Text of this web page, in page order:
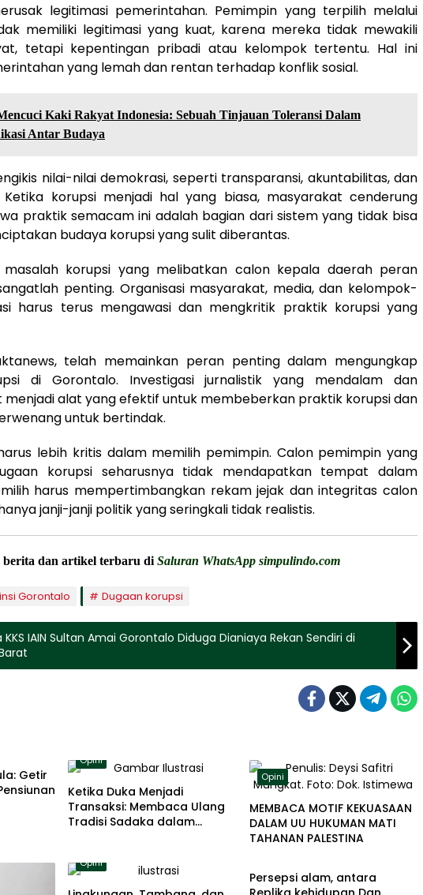
legitimasi pemerintahan. Pemimpin yang terpilih melalui
memiliki legitimasi yang kuat, karena mereka tidak mewakili
tetapi kepentingan pribadi atau kelompok tertentu. Hal ini
yang lemah dan rentan terhadap konflik sosial.
Kaki Rakyat Indonesia: Sebuah Tinjauan Toleransi Dalam
Antar Budaya
nilai-nilai demokrasi, seperti transparansi, akuntabilitas, dan
Ketika korupsi menjadi hal yang biasa, masyarakat cenderung
praktik semacam ini adalah bagian dari sistem yang tidak bisa
budaya korupsi yang sulit diberantas.
masalah korupsi yang melibatkan calon kepala daerah peran
penting. Organisasi masyarakat, media, dan kelompok-
harus terus mengawasi dan mengkritik praktik korupsi yang
telah memainkan peran penting dalam mengungkap
di Gorontalo. Investigasi jurnalistik yang mendalam dan
alat yang efektif untuk membeberkan praktik korupsi dan
untuk bertindak.
lebih kritis dalam memilih pemimpin. Calon pemimpin yang
korupsi seharusnya tidak mendapatkan tempat dalam
harus mempertimbangkan rekam jejak dan integritas calon
janji-janji politik yang seringkali tidak realistis.
dan artikel terbaru di Saluran WhatsApp simpulindo.com
Gorontalo Dugaan korupsi
KKS IAIN Sultan Amai Gorontalo Diduga Dianiaya Rekan Sendiri di
Getir
Opini
Ketika Duka Menjadi
Transaksi: Membaca Ulang
Tradisi Sadaka dalam
Opini
MEMBACA MOTIF KEKUASAAN
DALAM UU HUKUMAN MATI
TAHANAN PALESTINA
Opini
Opini
Persepsi alam, antara